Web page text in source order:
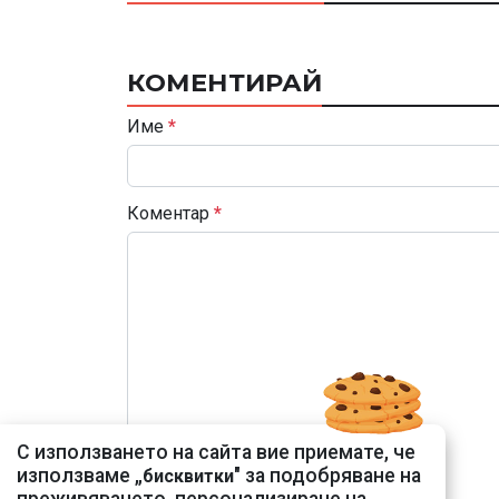
КОМЕНТИРАЙ
Име *
Коментар *
С използването на сайта вие приемате, че
използваме „бисквитки" за подобряване на